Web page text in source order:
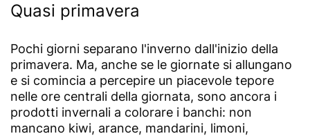
Quasi primavera
Pochi giorni separano l'inverno dall'inizio della
primavera. Ma, anche se le giornate si allungano
e si comincia a percepire un piacevole tepore
nelle ore centrali della giornata, sono ancora i
prodotti invernali a colorare i banchi: non
mancano kiwi, arance, mandarini, limoni,